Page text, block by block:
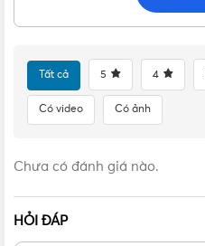
Tất cả 5 4
Có video Có ảnh
Chưa có đánh giá nào.
HỎI ĐÁP